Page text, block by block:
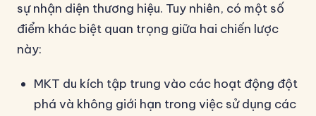
sự nhận diện thương hiệu. Tuy nhiên, có một số
điểm khác biệt quan trọng giữa hai chiến lược
này:
MKT du kích tập trung vào các hoạt động đột
phá và không giới hạn trong việc sử dụng các